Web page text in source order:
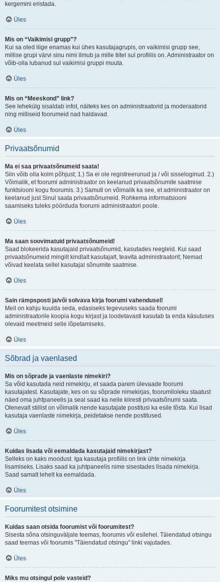
kergemini eristada.
Üles
Mis on “Vaikimisi grupp”?
Kui sa oled liige enamas kui ühes kasutajagrupis, on vaikimisi grupp see,
millise grupi värvi sinu nimi ilmub ja mille tiitel sul profiilis on. Administraator on
võib-olla lubanud sul vaikimisi gruppi muuta.
Üles
Mis on “Meeskond” link?
See lehekülg sisaldab infot, näiteks kes on administraatorid ja moderaatorid
ning milliseid foorumeid nad haldavad.
Üles
Privaatsõnumid
Ma ei saa privaatsõnumeid saata!
Siin võib olla kolm põhjust; 1.) Sa ei ole registreerunud ja / või sisseloginud. 2.)
Võimalik, et foorumi administraator on keelanud privaatsõnumite saatmise
funktsiooni kogu foorumis. 3.) Samuti on võimalik ka see, et administraator on
keelanud just Sinul saata privaatsõnumeid. Rohkema informatsiooni
saamiseks tuleks pöörduda foorumi administraatori poole.
Üles
Ma saan soovimatuid privaatsõnumeid!
Saad blokeerida kasutajaid privaatsõnumid, kasutades reegleid. Kui saad
privaatsõnumeid mingilt kindlalt kasutajalt, teavita administraatorit; Nemad
võivad keelata sellel kasutajal sõnumite saatmise.
Üles
Sain rämpsposti ja/või solvava kirja foorumi vahendusel!
Meil on kahju kuulda seda, edasiseks tegevuseks saada foorumi
administraatorile koopia kogu kirjast ja loodetavasti kasutab ta enda käsutuses
olevaid meetmeid selle lõpetamiseks.
Üles
Sõbrad ja vaenlased
Mis on sõprade ja vaenlaste nimekiri?
Sa võid kasutada neid nimekirju, et saada parem ülevaade foorumi
kasutajatest. Kasutajate, kes on su sõprade nimekirjas, foorumiloleku staatust
näed oma juhtpaneelis ja seal saad ka neile kiiresti privaatsõnumi saata.
Olenevalt stiilist on võimalik nende kasutajate postitusi ka esile tõsta. Kui lisad
kasutaja vaenlaste nimekirja, peidetakse nende postitused.
Üles
Kuidas lisada või eemaldada kasutajaid nimekirjast?
Selleks on kaks moodust. Iga kasutaja profiilis on link ühte nimekirja
lisamiseks. Lisaks saad ka juhtpaneelis nime sisestades lisada nimekirja.
Saad samalt lehelt ka eemaldada.
Üles
Foorumitest otsimine
Kuidas saan otsida foorumist või foorumitest?
Sisesta sõna otsinguväljale teemas, foorumis või esilehel. Täiendatud otsingu
saad teemas või foorumis "Täiendatud otsingu" linki vajutades.
Üles
Miks mu otsingul pole vasteid?